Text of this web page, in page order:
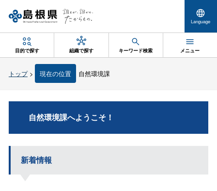
Language
目的で探す 組織で探す キーワード検索 メニュー
トップ> 現在の位置 自然環境課
自然環境課へようこそ！
新着情報